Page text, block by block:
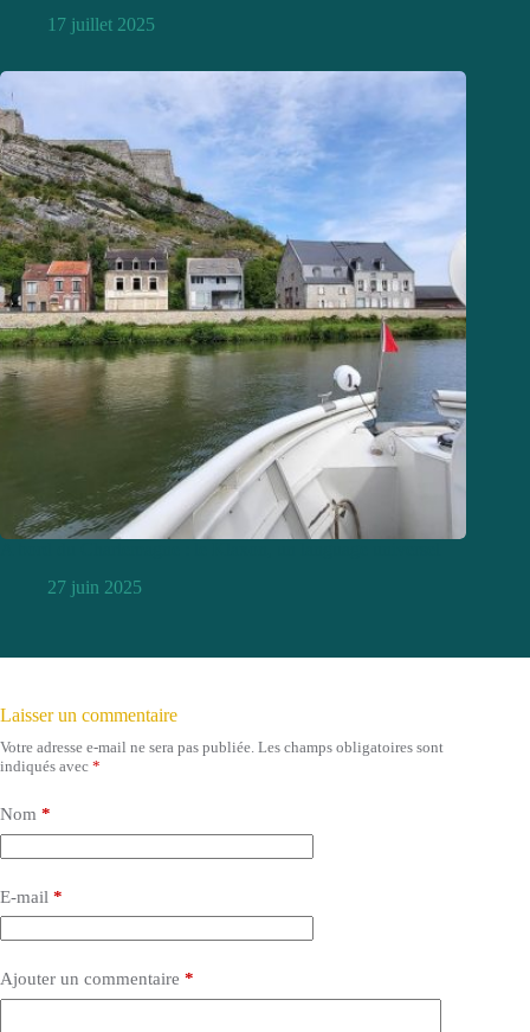
17 juillet 2025
27 juin 2025
Laisser un commentaire
Votre adresse e-mail ne sera pas publiée. Les champs obligatoires sont
indiqués avec *
Nom *
E-mail *
Ajouter un commentaire *